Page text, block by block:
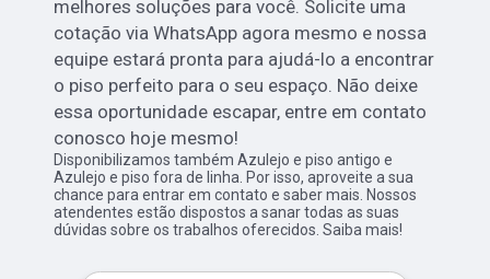
melhores soluções para você. Solicite uma
cotação via WhatsApp agora mesmo e nossa
equipe estará pronta para ajudá-lo a encontrar
o piso perfeito para o seu espaço. Não deixe
essa oportunidade escapar, entre em contato
conosco hoje mesmo!
Disponibilizamos também Azulejo e piso antigo e
Azulejo e piso fora de linha. Por isso, aproveite a sua
chance para entrar em contato e saber mais. Nossos
atendentes estão dispostos a sanar todas as suas
dúvidas sobre os trabalhos oferecidos. Saiba mais!